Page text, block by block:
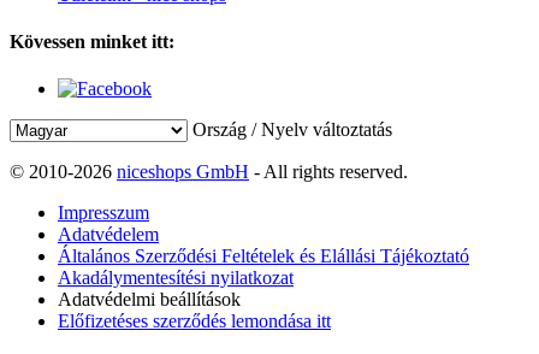
Kövessen minket itt:
Ország / Nyelv változtatás
© 2010-2026 niceshops GmbH - All rights reserved.
Impresszum
Adatvédelem
Általános Szerződési Feltételek és Elállási Tájékoztató
Akadálymentesítési nyilatkozat
Adatvédelmi beállítások
Előfizetéses szerződés lemondása itt